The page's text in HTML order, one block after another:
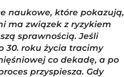
naukowe, które pokazują,
ma związek z ryzykiem
sprawnością. Jeśli
30. roku życia tracimy
co dekadę, a po
przyspiesza. Gdy